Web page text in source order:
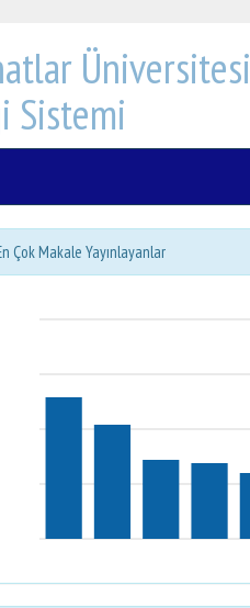
Üniversitesi
Sistemi
Çok Makale Yayınlayanlar